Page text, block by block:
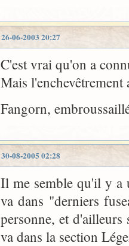
26-06-2003 20:27
C'est vrai qu'on a
Mais l'enchevêtrement
Fangorn,
30-08-2005 02:28
Il me semble qu'il y a
va dans "derniers
personne, et
va dans la section